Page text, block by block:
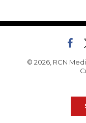
© 2026, RCN